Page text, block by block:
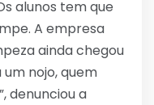
alunos tem que
A empresa
ainda chegou
nojo, quem
denunciou a